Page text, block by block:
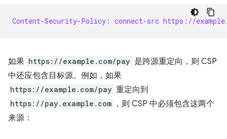
Content-Security-Policy: connect-src https://
如果 https://example.com/pay 是跨源重定向，则 CSP
中还应包含目标源。例如，如果
https://example.com/pay 重定向到
https://pay.example.com ，则 CSP 中必须包含这两个
来源：